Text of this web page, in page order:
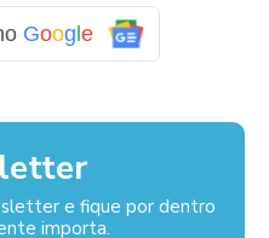
Google
e fique por dentro
importa.